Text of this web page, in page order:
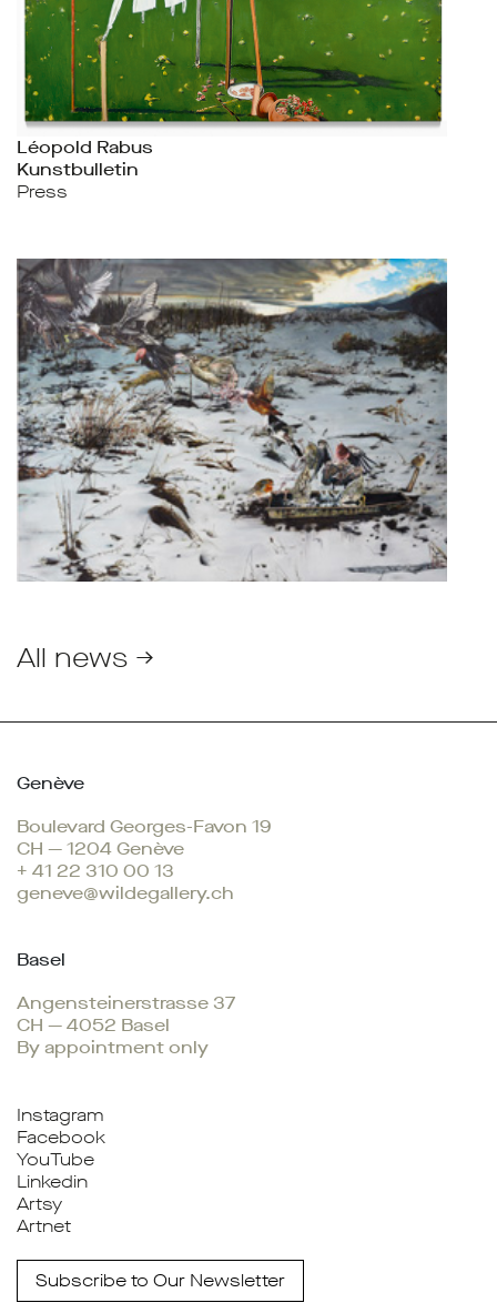
Léopold Rabus
Kunstbulletin
Press
All news →
Genève
Boulevard Georges-Favon 19
CH — 1204 Genève
+ 41 22 310 00 13
geneve@wildegallery.ch
Basel
Angensteinerstrasse 37
CH — 4052 Basel
By appointment only
Instagram
Facebook
YouTube
Linkedin
Artsy
Artnet
Subscribe to Our Newsletter